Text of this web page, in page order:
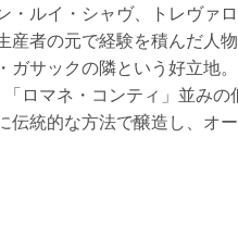
・ルイ・シャヴ、トレヴァ
産者の元で経験を積んだ人
ガサックの隣という好立地
ロマネ・コンティ」並みの
伝統的な方法で醸造し、オ